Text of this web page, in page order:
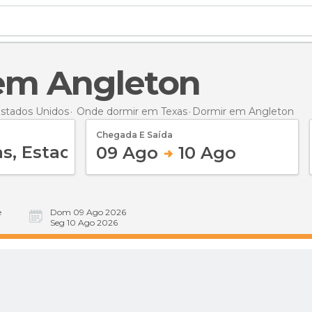
Angleton
Unidos Onde dormir em Texas Dormir em Angleton
Chegada E Saída
09 Ago 10 Ago
Dom 09 Ago 2026
Seg 10 Ago 2026